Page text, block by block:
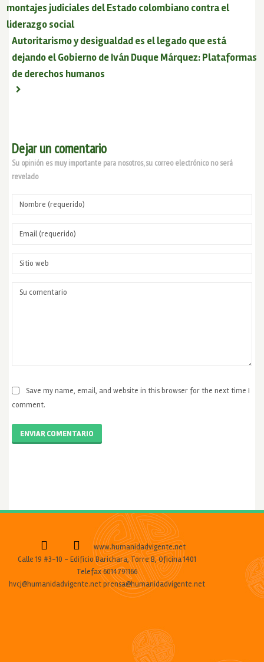
montajes judiciales del Estado colombiano contra el
liderazgo social
Autoritarismo y desigualdad es el legado que está
dejando el Gobierno de Iván Duque Márquez: Plataformas
de derechos humanos
Dejar un comentario
Su opinión es muy importante para nosotros, su correo electrónico no será
revelado
Save my name, email, and website in this browser for the next time I
comment.
ENVIAR COMENTARIO
www.humanidadvigente.net
Calle 19 #3-10 - Edificio Barichara, Torre B, Oficina 1401
Telefax 6014791166
hvcj@humanidadvigente.net prensa@humanidadvigente.net